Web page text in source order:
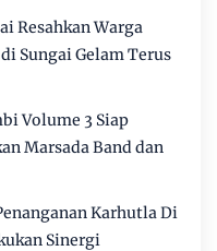
Resahkan Warga
Sungai Gelam Terus
Volume 3 Siap
Marsada Band dan
Karhutla Di
Sinergi